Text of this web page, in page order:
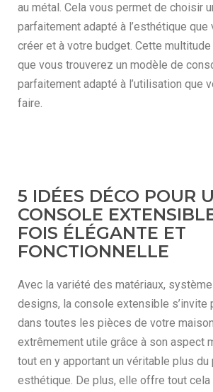
au métal. Cela vous permet de choisir
parfaitement adapté à l’esthétique
créer et à votre budget. Cette
que vous trouverez un modèle de
parfaitement adapté à l’utilisation que
faire.
5 IDÉES DÉCO POUR
CONSOLE
FOIS ÉLÉGANTE ET
FONCTIONNELLE
Avec la variété des matériaux,
designs, la console extensible s’invite
dans toutes les pièces de votre
extrêmement utile grâce à son aspect
tout en y apportant un véritable plus du
esthétique. De plus, elle offre tout cela